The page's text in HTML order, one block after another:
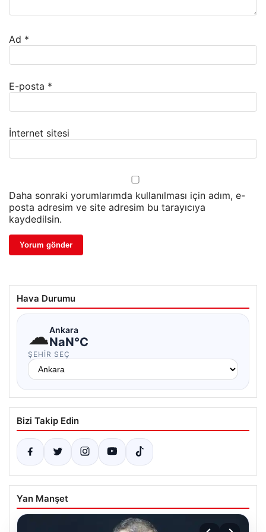
Ad *
E-posta *
İnternet sitesi
Daha sonraki yorumlarımda kullanılması için adım, e-
posta adresim ve site adresim bu tarayıcıya
kaydedilsin.
Hava Durumu
☁Ankara
NaN°C
ŞEHIR SEÇ
Bizi Takip Edin
Yan Manşet